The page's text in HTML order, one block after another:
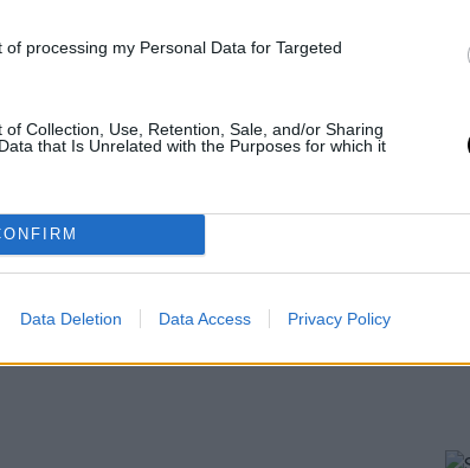
of processing my Personal Data for Targeted
of Collection, Use, Retention, Sale, and/or Sharing
that Is Unrelated with the Purposes for which it
Data Deletion Data Access Privacy Policy